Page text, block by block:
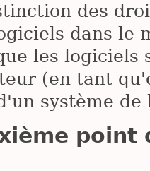
des
dans le
les logiciels
(en tant
système de
point